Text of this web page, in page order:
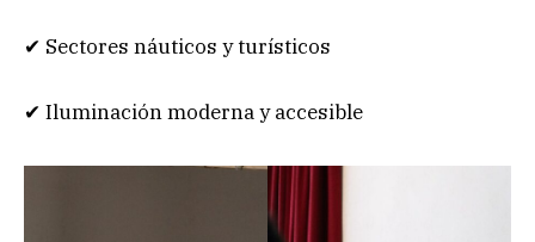
✔ Sectores náuticos y turísticos
✔ Iluminación moderna y accesible